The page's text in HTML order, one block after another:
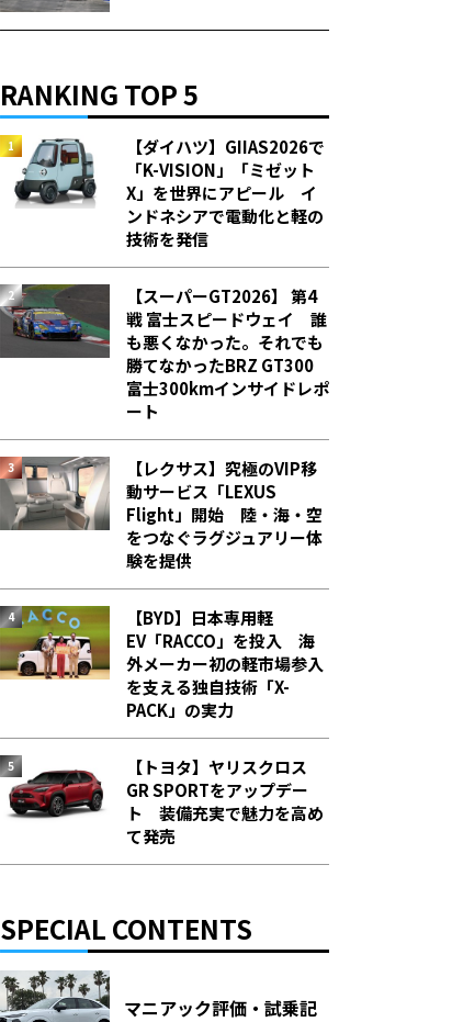
RANKING TOP 5
【ダイハツ】GIIAS2026で
「K-VISION」「ミゼット
X」を世界にアピール イ
ンドネシアで電動化と軽の
技術を発信
【スーパーGT2026】 第4
戦 富士スピードウェイ 誰
も悪くなかった。それでも
勝てなかった――BRZ GT300
富士300kmインサイドレポ
ート
【レクサス】究極のVIP移
動サービス「LEXUS
Flight」開始 陸・海・空
をつなぐラグジュアリー体
験を提供
【BYD】日本専用軽
EV「RACCO」を投入 海
外メーカー初の軽市場参入
を支える独自技術「X-
PACK」の実力
【トヨタ】ヤリスクロス
GR SPORTをアップデー
ト 装備充実で魅力を高め
て発売
SPECIAL CONTENTS
マニアック評価・試乗記